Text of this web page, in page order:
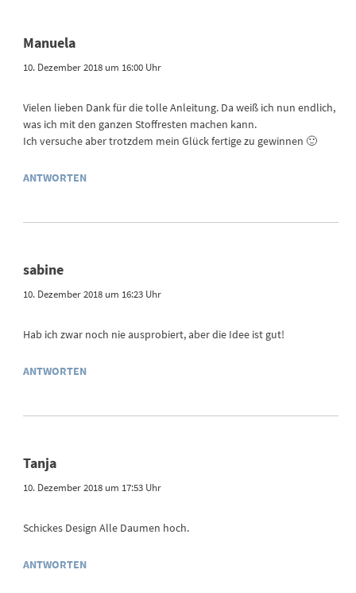
Manuela
10. Dezember 2018 um 16:00 Uhr
Vielen lieben Dank für die tolle Anleitung. Da weiß ich nun endlich,
was ich mit den ganzen Stoffresten machen kann.
Ich versuche aber trotzdem mein Glück fertige zu gewinnen 🙂
ANTWORTEN
sabine
10. Dezember 2018 um 16:23 Uhr
Hab ich zwar noch nie ausprobiert, aber die Idee ist gut!
ANTWORTEN
Tanja
10. Dezember 2018 um 17:53 Uhr
Schickes Design Alle Daumen hoch.
ANTWORTEN